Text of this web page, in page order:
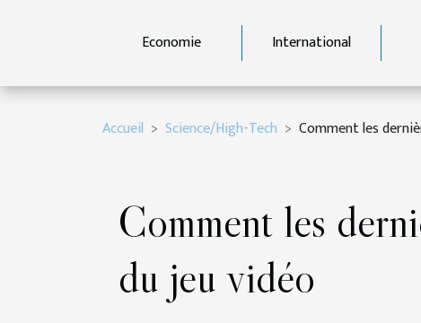
Economie International
Accueil Science/High-Tech Comment les
Comment les
du jeu vidéo